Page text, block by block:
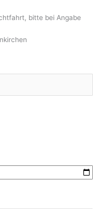
bitte bei Angabe